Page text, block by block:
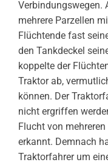
Verbindungswegen.
mehrere Parzellen
Flüchtende fast
den Tankdeckel
koppelte der
Traktor ab,
können. Der
nicht ergriffen
Flucht von
erkannt. Demnach
Traktorfahrer um